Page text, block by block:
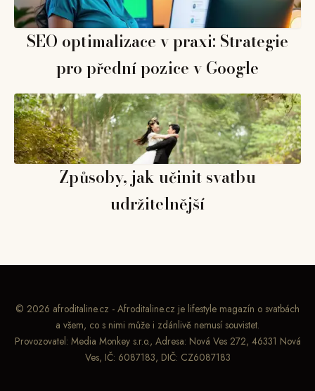
SEO optimalizace v praxi: Strategie
pro přední pozice v Google
Způsoby, jak učinit svatbu
udržitelnější
© 2026 afroditaline.cz - Afroditaline.cz je lifestyle magazín o svatbách
a všem, co s nimi může i zdánlivě nemusí souvistet.
Provozovatel: Media Monkey s.r.o., Adresa: Nová Ves 272, 46331 Nová
Ves, IČ: 6087183, DIČ: CZ6087183